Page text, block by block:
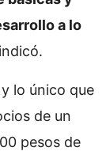
a lo
indicó.
lo único que
de un
pesos de